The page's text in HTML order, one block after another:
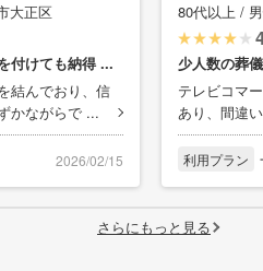
大正区
付けても納得 ...
結んでおり、信
かながらで ...
2026/02/15
80代以上 /
少人数の葬
テレビコマ
あり、間違
利用プラン
さらにもっと見る